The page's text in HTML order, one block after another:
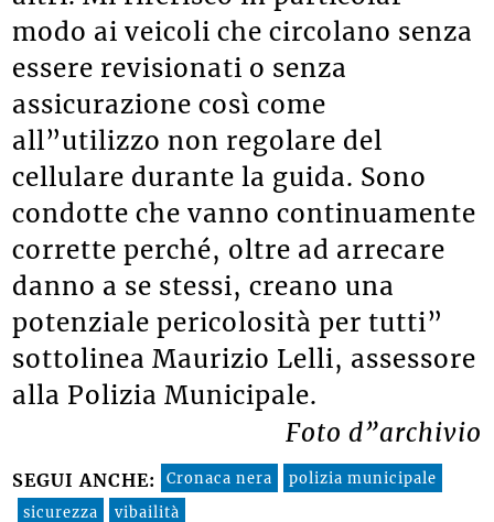
modo ai veicoli che circolano senza
essere revisionati o senza
assicurazione così come
all”utilizzo non regolare del
cellulare durante la guida. Sono
condotte che vanno continuamente
corrette perché, oltre ad arrecare
danno a se stessi, creano una
potenziale pericolosità per tutti”
sottolinea Maurizio Lelli, assessore
alla Polizia Municipale.
Foto d”archivio
SEGUI ANCHE: Cronaca nera
polizia municipale
sicurezza
vibailità